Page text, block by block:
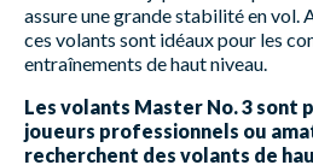
assure une grande stabilité en vol.
ces volants sont idéaux pour les
entraînements de haut niveau.
Les volants Master No. 3 sont
joueurs professionnels ou
recherchent des volants de